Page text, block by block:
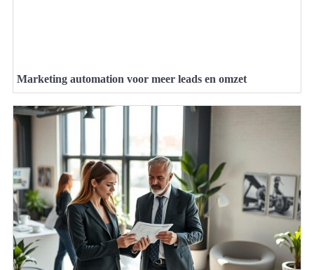
Marketing automation voor meer leads en omzet